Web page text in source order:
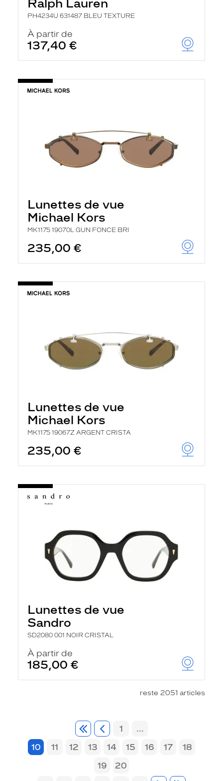
Ralph Lauren
PH4234U 631487 BLEU TEXTURE
À partir de
137,40 €
Lunettes de vue
Michael Kors
MK1175 19070L GUN FONCE BRI
235,00 €
Lunettes de vue
Michael Kors
MK1175 19067Z ARGENT CRISTA
235,00 €
Lunettes de vue
Sandro
SD2080 001 NOIR CRISTAL
À partir de
185,00 €
reste 2051 articles
1
...
10
11 12 13 14 15 16 17
18
19
20